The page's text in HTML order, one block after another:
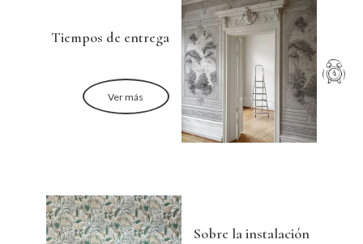
Tiempos de entrega
Ver más
Sobre la instalación